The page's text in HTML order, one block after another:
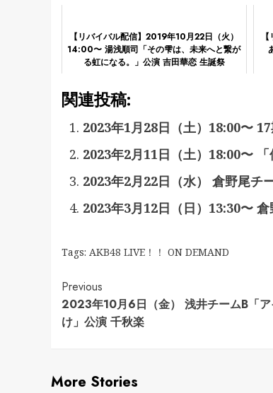
【リバイバル配信】2019年10月22日（火）
14:00〜 湯浅順司「その雫は、未来へと繋が
る虹になる。」公演 吉田華恋 生誕祭
関連投稿:
2023年1月28日（土）18:00〜
2023年2月11日（土）18:00〜
2023年2月22日（水） 倉野尾チ
2023年3月12日（日）13:30〜
Tags: AKB48 LIVE！！ ON DEMAND
Continue
Reading
Previous
2023年10月6日（金） 浅井チームB「ア
け」公演 千秋楽
More Stories